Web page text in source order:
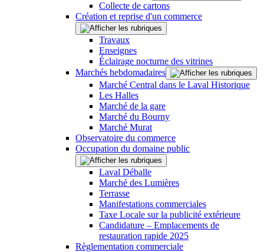
Collecte de cartons
Création et reprise d'un commerce
Travaux
Enseignes
Éclairage nocturne des vitrines
Marchés hebdomadaires
Marché Central dans le Laval Historique
Les Halles
Marché de la gare
Marché du Bourny
Marché Murat
Observatoire du commerce
Occupation du domaine public
Laval Déballe
Marché des Lumières
Terrasse
Manifestations commerciales
Taxe Locale sur la publicité extérieure
Candidature – Emplacements de
restauration rapide 2025
Règlementation commerciale